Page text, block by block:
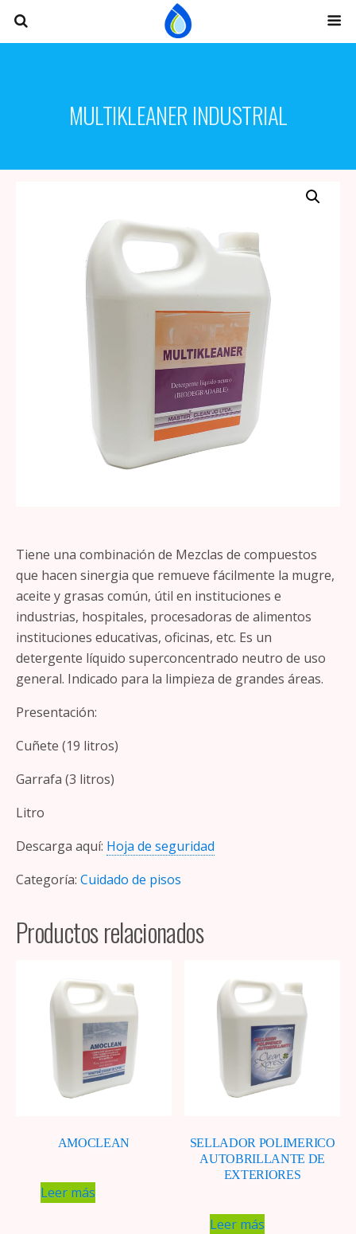
MULTIKLEANER INDUSTRIAL
Tiene una combinación de Mezclas de compuestos
que hacen sinergia que remueve fácilmente la mugre,
aceite y grasas común, útil en instituciones e
industrias, hospitales, procesadoras de alimentos
instituciones educativas, oficinas, etc. Es un
detergente líquido superconcentrado neutro de uso
general. Indicado para la limpieza de grandes áreas.
Presentación:
Cuñete (19 litros)
Garrafa (3 litros)
Litro
Descarga aquí: Hoja de seguridad
Categoría: Cuidado de pisos
Productos relacionados
AMOCLEAN
Leer más
SELLADOR POLIMERICO
AUTOBRILLANTE DE
EXTERIORES
Leer más